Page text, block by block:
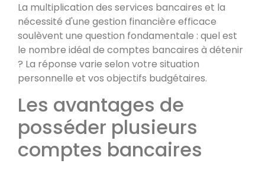
La multiplication des services bancaires et la
nécessité d'une gestion financière efficace
soulèvent une question fondamentale : quel est
le nombre idéal de comptes bancaires à détenir
? La réponse varie selon votre situation
personnelle et vos objectifs budgétaires.
Les avantages de
posséder plusieurs
comptes bancaires